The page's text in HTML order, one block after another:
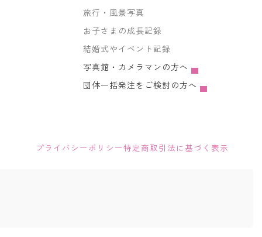
旅行・風景写真
お子さまの成長記録
結婚式やイベント記録
写真館・カメラマンの方へ
団体一括発注をご検討の方へ
プライバシーポリシー特定商取引法に基づく表示